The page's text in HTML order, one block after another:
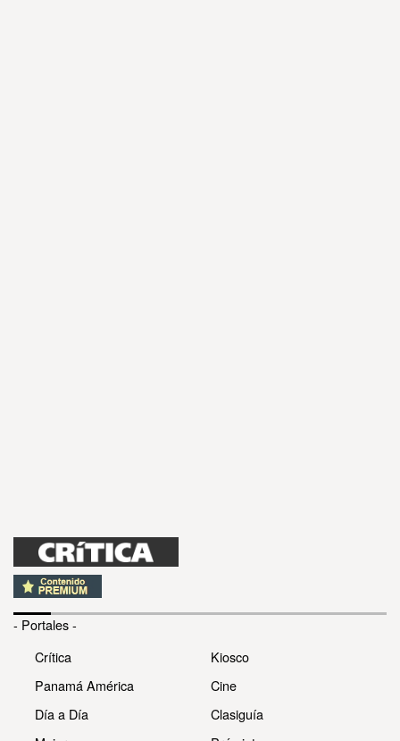
- Portales -
Crítica
Panamá América
Día a Día
Kiosco
Cine
Clasiguía